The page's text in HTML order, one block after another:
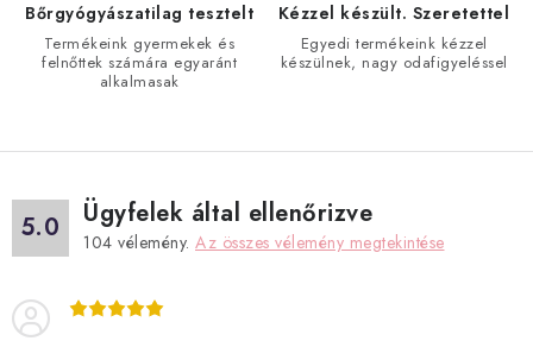
í
á
e
Bőrgyógyászatilag tesztelt
Termékeink gyermekek és
felnőttek számára egyaránt
alkalmasak
Kézzel készült. Szeretettel
Egyedi termékeink kézzel
készülnek, nagy odafigyeléssel
5.0 Ügyfelek által ellenőrizve
104 vélemény. Az összes vélemény megtekintése